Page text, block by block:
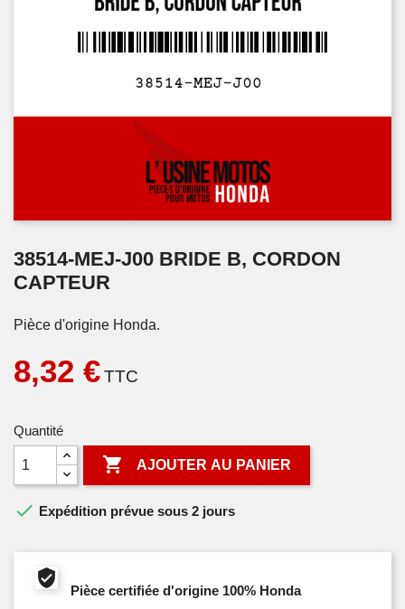
38514-MEJ-J00 BRIDE B, CORDON
CAPTEUR
Pièce d'origine Honda.
8,32 €TTC
Quantité
 AJOUTER AU PANIER
 Expédition prévue sous 2 jours
Pièce certifiée d'origine 100% Honda